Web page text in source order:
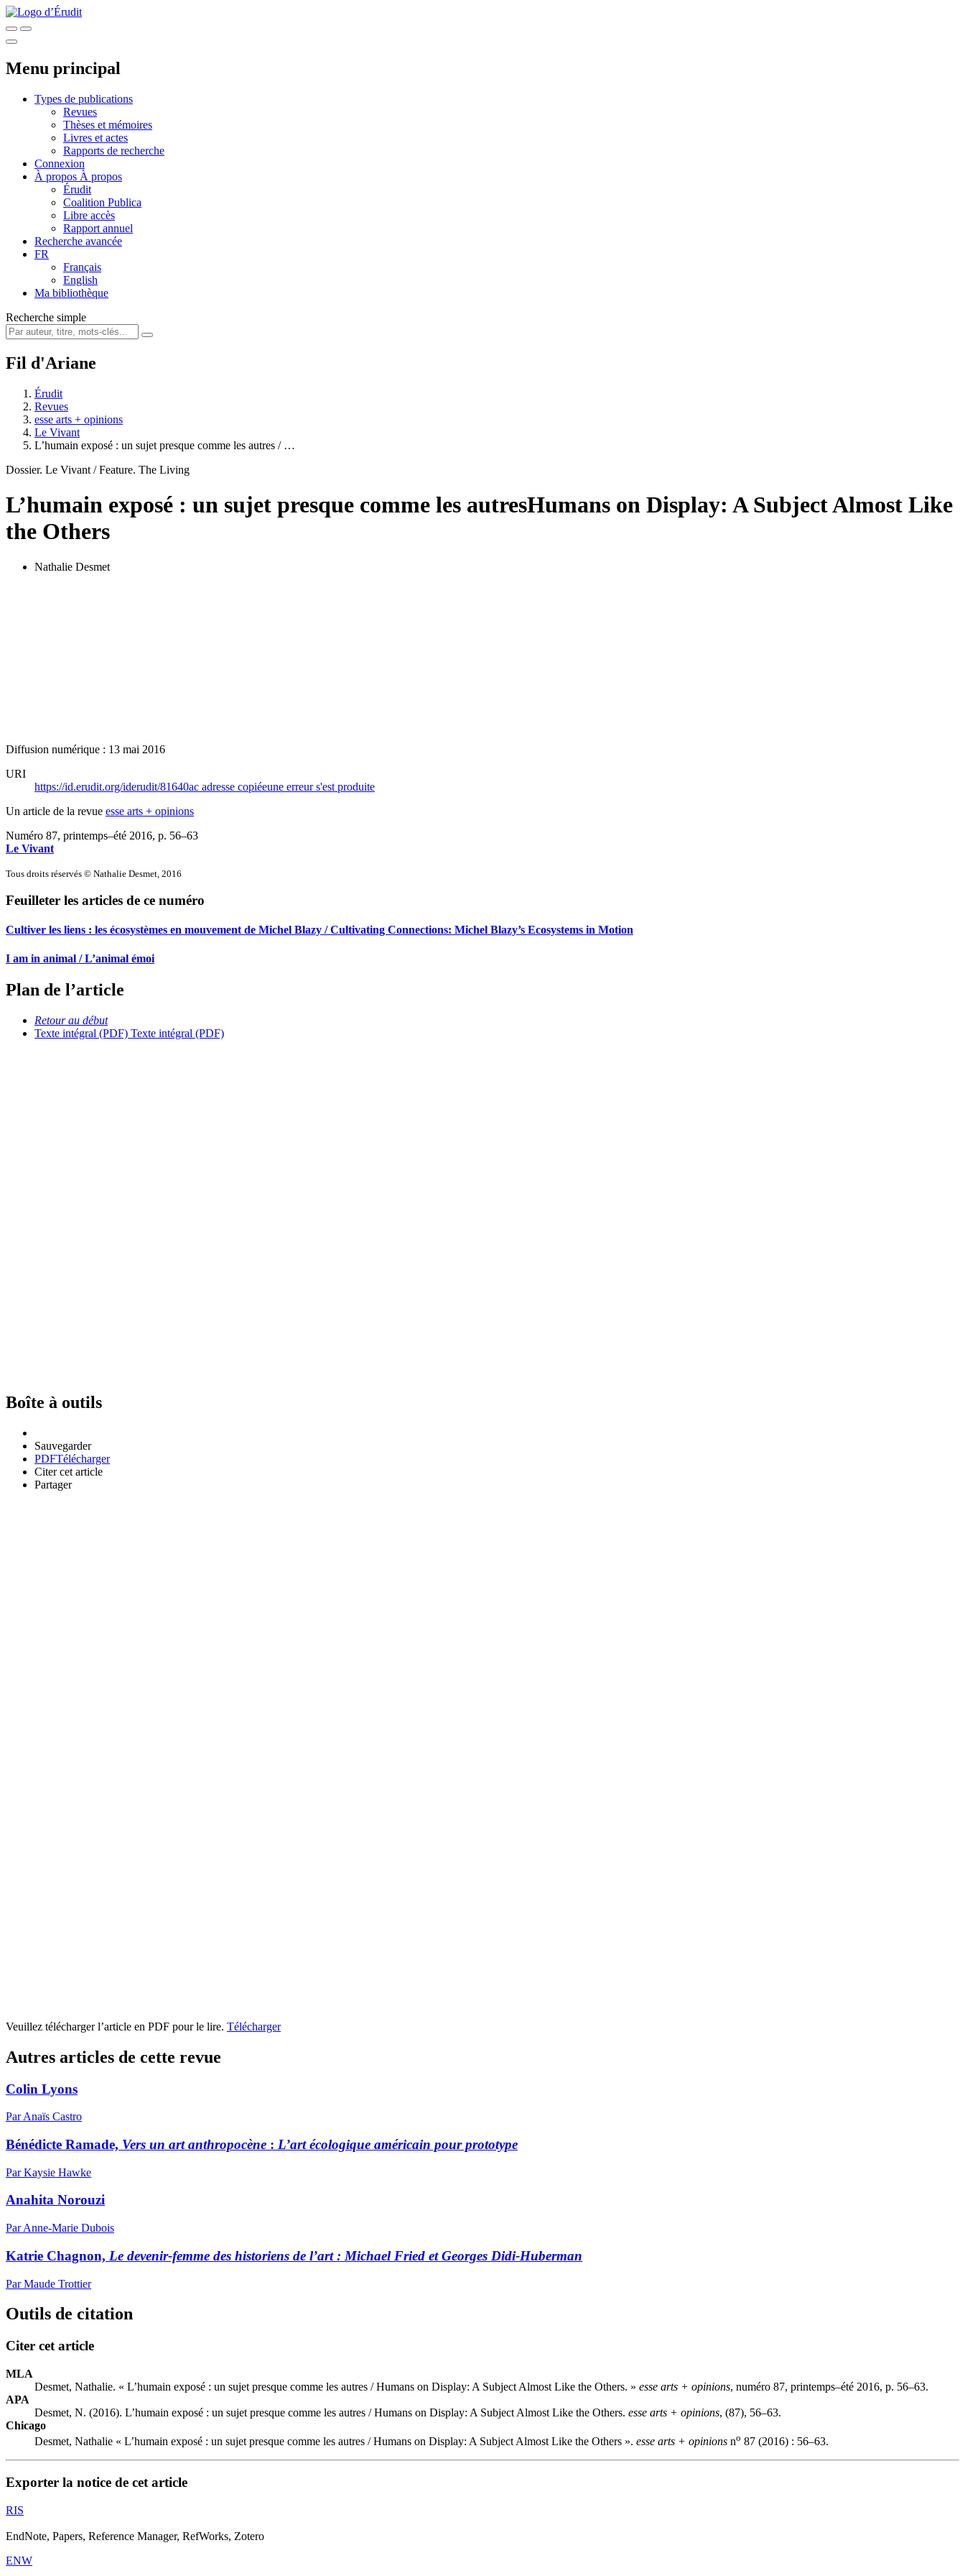
Menu principal
Types de publications
Revues
Thèses et mémoires
Livres et actes
Rapports de recherche
Connexion
À propos À propos
Érudit
Coalition Publica
Libre accès
Rapport annuel
Recherche avancée
FR
Français
English
Ma bibliothèque
Recherche simple
Fil d'Ariane
Érudit
Revues
esse arts + opinions
Le Vivant
L’humain exposé : un sujet presque comme les autres / …
Dossier. Le Vivant / Feature. The Living
L’humain exposé : un sujet presque comme les autresHumans on Display: A Subject Almost Like
the Others
Nathalie Desmet
Diffusion numérique : 13 mai 2016
URI
https://id.erudit.org/iderudit/81640ac adresse copiéeune erreur s'est produite
Un article de la revue esse arts + opinions
Numéro 87, printemps–été 2016, p. 56–63
Le Vivant
Tous droits réservés © Nathalie Desmet, 2016
Feuilleter les articles de ce numéro
Cultiver les liens : les écosystèmes en mouvement de Michel Blazy / Cultivating Connections: Michel Blazy’s Ecosystems in Motion
I am in animal / L’animal émoi
Plan de l’article
Retour au début
Texte intégral (PDF) Texte intégral (PDF)
Boîte à outils
Sauvegarder
PDFTélécharger
Citer cet article
Partager
Veuillez télécharger l’article en PDF pour le lire. Télécharger
Autres articles de cette revue
Colin Lyons
Par Anaïs Castro
Bénédicte Ramade, Vers un art anthropocène : L’art écologique américain pour prototype
Par Kaysie Hawke
Anahita Norouzi
Par Anne-Marie Dubois
Katrie Chagnon, Le devenir-femme des historiens de l’art : Michael Fried et Georges Didi-Huberman
Par Maude Trottier
Outils de citation
Citer cet article
MLA
Desmet, Nathalie. « L’humain exposé : un sujet presque comme les autres / Humans on Display: A Subject Almost Like the Others. » esse arts + opinions, numéro 87, printemps–été 2016, p. 56–63.
APA
Desmet, N. (2016). L’humain exposé : un sujet presque comme les autres / Humans on Display: A Subject Almost Like the Others. esse arts + opinions, (87), 56–63.
Chicago
Desmet, Nathalie « L’humain exposé : un sujet presque comme les autres / Humans on Display: A Subject Almost Like the Others ». esse arts + opinions no 87 (2016) : 56–63.
Exporter la notice de cet article
RIS
EndNote, Papers, Reference Manager, RefWorks, Zotero
ENW